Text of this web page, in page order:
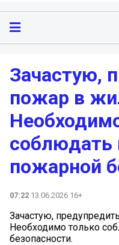
Зачастую,
пожар в
соблюдать
пожарной
07:22 13.06.2026 16+
Зачастую,
Необходимо только
безопасности.